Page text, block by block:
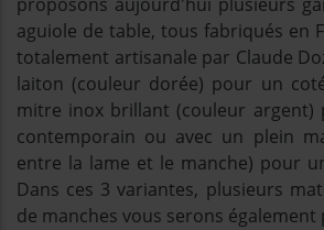
aguiole de table, tous fabriqués en
totalement artisanale par Claude
laiton (couleur dorée) pour un
mitre inox brillant (couleur argent)
contemporain ou avec un plein
entre la lame et le manche) pour
Dans ces 3 variantes, plusieurs
de manches vous serons également